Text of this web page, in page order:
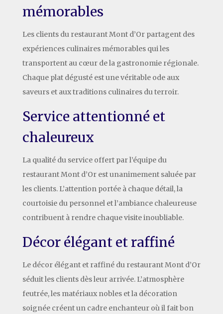
mémorables
Les clients du restaurant Mont d’Or partagent des
expériences culinaires mémorables qui les
transportent au cœur de la gastronomie régionale.
Chaque plat dégusté est une véritable ode aux
saveurs et aux traditions culinaires du terroir.
Service attentionné et
chaleureux
La qualité du service offert par l’équipe du
restaurant Mont d’Or est unanimement saluée par
les clients. L’attention portée à chaque détail, la
courtoisie du personnel et l’ambiance chaleureuse
contribuent à rendre chaque visite inoubliable.
Décor élégant et raffiné
Le décor élégant et raffiné du restaurant Mont d’Or
séduit les clients dès leur arrivée. L’atmosphère
feutrée, les matériaux nobles et la décoration
soignée créent un cadre enchanteur où il fait bon